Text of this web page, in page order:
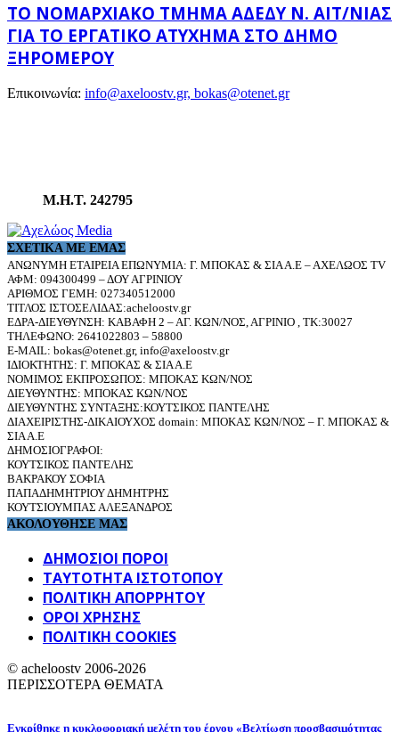
ΤΟ ΝΟΜΑΡΧΙΑΚΌ ΤΜΉΜΑ ΑΔΕΔΥ Ν. ΑΙΤ/ΝΊΑΣ
ΓΙΑ ΤΟ ΕΡΓΑΤΙΚΌ ΑΤΎΧΗΜΑ ΣΤΟ ΔΉΜΟ
ΞΗΡΟΜΈΡΟΥ
Επικοινωνία: info@axeloostv.gr, bokas@otenet.gr
Μ.Η.Τ. 242795
ΣΧΕΤΙΚΆ ΜΕ ΕΜΆΣ
ΑΝΩΝΥΜΗ ΕΤΑΙΡΕΙΑ ΕΠΩΝΥΜΙΑ: Γ. ΜΠΟΚΑΣ & ΣΙΑ Α.Ε – ΑΧΕΛΩΟΣ TV
ΑΦΜ: 094300499 – ΔΟΥ ΑΓΡΙΝΙΟΥ
ΑΡΙΘΜΟΣ ΓΕΜΗ: 027340512000
ΤΙΤΛΟΣ ΙΣΤΟΣΕΛΙΔΑΣ:acheloostv.gr
ΕΔΡΑ-ΔΙΕΥΘΥΝΣΗ: ΚΑΒΑΦΗ 2 – ΑΓ. ΚΩΝ/ΝΟΣ, ΑΓΡΙΝΙΟ , ΤΚ:30027
ΤΗΛΕΦΩΝΟ: 2641022803 – 58800
E-MAIL: bokas@otenet.gr, info@axeloostv.gr
ΙΔΙΟΚΤΗΤΗΣ: Γ. ΜΠΟΚΑΣ & ΣΙΑ Α.Ε
ΝΟΜΙΜΟΣ ΕΚΠΡΟΣΩΠΟΣ: ΜΠΟΚΑΣ ΚΩΝ/ΝΟΣ
ΔΙΕΥΘΥΝΤΗΣ: ΜΠΟΚΑΣ ΚΩΝ/ΝΟΣ
ΔΙΕΥΘΥΝΤΗΣ ΣΥΝΤΑΞΗΣ:ΚΟΥΤΣΙΚΟΣ ΠΑΝΤΕΛΗΣ
ΔΙΑΧΕΙΡΙΣΤΗΣ-ΔΙΚΑΙΟΥΧΟΣ domain: ΜΠΟΚΑΣ ΚΩΝ/ΝΟΣ – Γ. ΜΠΟΚΑΣ &
ΣΙΑ Α.Ε
ΔΗΜΟΣΙΟΓΡΑΦΟΙ:
ΚΟΥΤΣΙΚΟΣ ΠΑΝΤΕΛΗΣ
ΒΑΚΡΑΚΟΥ ΣΟΦΙΑ
ΠΑΠΑΔΗΜΗΤΡΙΟΥ ΔΗΜΗΤΡΗΣ
ΚΟΥΤΣΙΟΥΜΠΑΣ ΑΛΕΞΑΝΔΡΟΣ
ΑΚΟΛΟΥΘΗΣΕ ΜΑΣ
ΔΗΜΟΣΙΟΙ ΠΟΡΟΙ
ΤΑΥΤΌΤΗΤΑ ΙΣΤΌΤΟΠΟΥ
ΠΟΛΙΤΙΚΉ ΑΠΟΡΡΉΤΟΥ
ΌΡΟΙ ΧΡΉΣΗΣ
ΠΟΛΙΤΙΚΗ COOKIES
© acheloostv 2006-2026
ΠΕΡΙΣΣΟΤΕΡΑ ΘΕΜΑΤΑ
Εγκρίθηκε η κυκλοφοριακή μελέτη του έργου «Βελτίωση προσβασιμότητας